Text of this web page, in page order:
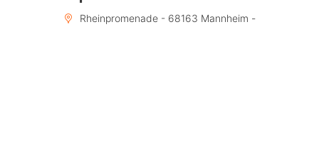
Rheinpromenade - 68163 Mannheim -